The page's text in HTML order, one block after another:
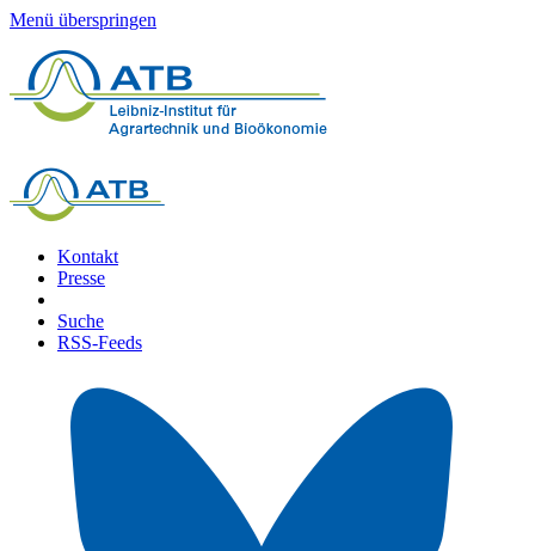
Menü überspringen
Kontakt
Presse
Suche
RSS-Feeds